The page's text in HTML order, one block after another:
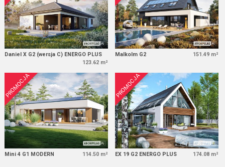
Daniel X G2 (wersja C) ENERGO PLUS
123.62 m²
Malkolm G2 151.49 m²
PROMOCJA
Mini 4 G1 MODERN 114.50 m²
PROMOCJA
EX 19 G2 ENERGO PLUS 174.08 m²